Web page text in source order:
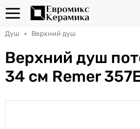
Душ Верхний душ
Верхний душ
34 см Remer